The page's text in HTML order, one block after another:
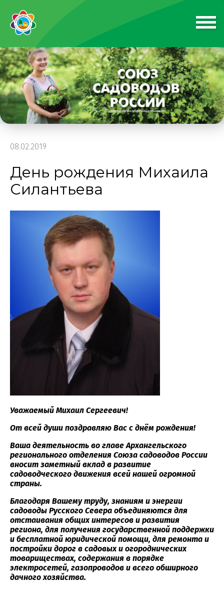
08.02.2019
День рождения Михаила
Силантьева
Уважаемый Михаил Сергеевич!
От всей души поздравляю Вас с днём рождения!
Ваша деятельность во главе Архангельского
регионального отделения Союза садоводов России
вносит заметный вклад в развитие
садоводческого движения всей нашей огромной
страны.
Благодаря Вашему труду, знаниям и энергии
садоводы Русского Севера объединяются для
отстаивания общих интересов и развития
региона, для получения государственной поддержки
и бесплатной юридической помощи, для ремонта и
постройки дорог в садовых и огороднических
товариществах, содержания в порядке
электросетей, газопроводов и всего обширного
дачного хозяйства.